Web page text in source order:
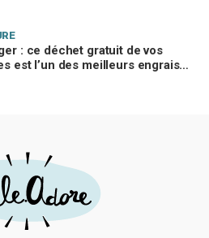
: ce déchet gratuit de vos
est l’un des meilleurs engrais